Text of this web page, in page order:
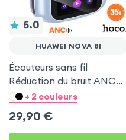
5.0
HUAWEI NOVA 8I
Écouteurs sans fil
Réduction du bruit ANC
ENC - Hoco Bleu pour
+ 2 couleurs
29,90 €